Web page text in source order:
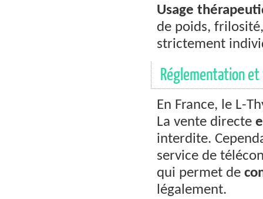
Usage
de poids,
strictement
Réglementation et
En France, le L-
La vente directe
interdite.
service de
qui permet de
légalement.